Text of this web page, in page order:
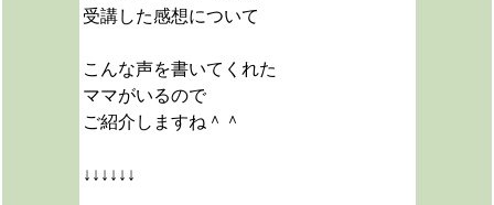
受講した感想について
こんな声を書いてくれた
ママがいるので
ご紹介しますね＾＾
↓↓↓↓↓↓